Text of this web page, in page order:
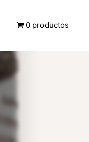
0 productos